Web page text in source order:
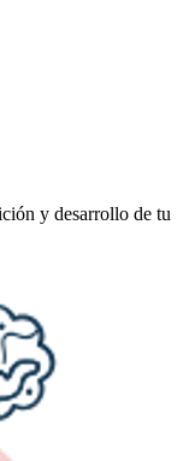
y desarrollo de tu